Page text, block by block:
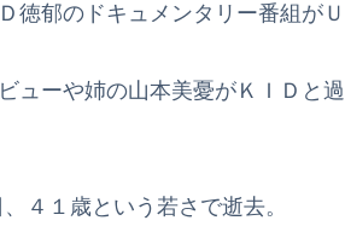
徳郁のドキュメンタリー番組がＵ
ューや姉の山本美憂がＫＩＤと過
４１歳という若さで逝去。